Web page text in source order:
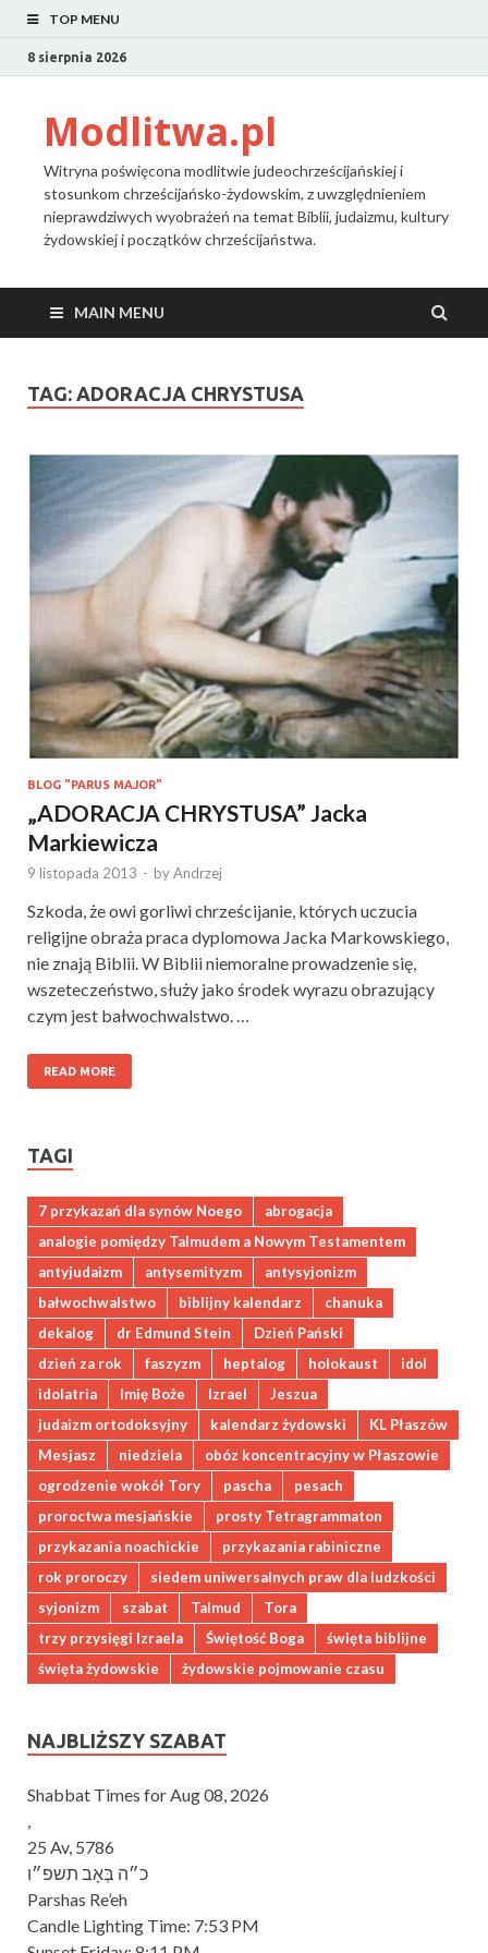
TOP MENU
8 sierpnia 2026
Modlitwa.pl
Witryna poświęcona modlitwie judeochrześcijańskiej i
stosunkom chrześcijańsko-żydowskim, z uwzględnieniem
nieprawdziwych wyobrażeń na temat Biblii, judaizmu, kultury
żydowskiej i początków chrześcijaństwa.
MAIN MENU
TAG: ADORACJA CHRYSTUSA
BLOG "PARUS MAJOR"
„ADORACJA CHRYSTUSA” Jacka
Markiewicza
9 listopada 2013 - byAndrzej
Szkoda, że owi gorliwi chrześcijanie, których uczucia
religijne obraża praca dyplomowa Jacka Markowskiego,
nie znają Biblii. W Biblii niemoralne prowadzenie się,
wszeteczeństwo, służy jako środek wyrazu obrazujący
czym jest bałwochwalstwo. …
READ MORE
TAGI
7 przykazań dla synów Noego
abrogacja
analogie pomiędzy Talmudem a Nowym Testamentem
antyjudaizm
antysemityzm
antysyjonizm
bałwochwalstwo
biblijny kalendarz
chanuka
dekalog
dr Edmund Stein
Dzień Pański
dzień za rok
faszyzm heptalog holokaust
idol
idolatria
Imię Boże Izrael
Jeszua
judaizm ortodoksyjny
kalendarz żydowski
KL Płaszów
Mesjasz
niedziela
obóz koncentracyjny w Płaszowie
ogrodzenie wokół Tory
pascha
pesach
proroctwa mesjańskie
prosty Tetragrammaton
przykazania noachickie
przykazania rabiniczne
rok proroczy
siedem uniwersalnych praw dla ludzkości
syjonizm
szabat Talmud
Tora
trzy przysięgi Izraela
Świętość Boga
święta biblijne
święta żydowskie
żydowskie pojmowanie czasu
NAJBLIŻSZY SZABAT
Shabbat Times for Aug 08, 2026
,
25 Av, 5786
כ״ה בְּאָב תשפ״ו
Parshas Re’eh
Candle Lighting Time: 7:53 PM